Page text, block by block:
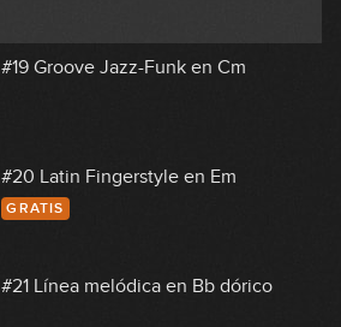
#19 Groove Jazz-Funk en Cm
#20 Latin Fingerstyle en Em
GRATIS
#21 Línea melódica en Bb dórico